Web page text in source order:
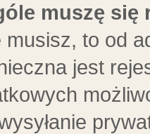
muszę się
musisz, to od
jest